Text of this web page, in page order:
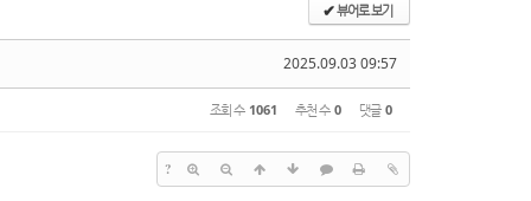
✔뷰어로 보기
2025.09.03 09:57
조회 수 1061 추천 수 0 댓글 0
?